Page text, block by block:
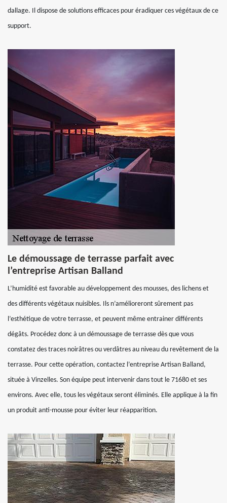
dallage. Il dispose de solutions efficaces pour éradiquer ces végétaux de ce
support.
Le démoussage de terrasse parfait avec
l’entreprise Artisan Balland
L’humidité est favorable au développement des mousses, des lichens et
des différents végétaux nuisibles. Ils n’amélioreront sûrement pas
l’esthétique de votre terrasse, et peuvent même entrainer différents
dégâts. Procédez donc à un démoussage de terrasse dès que vous
constatez des traces noirâtres ou verdâtres au niveau du revêtement de la
terrasse. Pour cette opération, contactez l’entreprise Artisan Balland,
située à Vinzelles. Son équipe peut intervenir dans tout le 71680 et ses
environs. Avec elle, tous les végétaux seront éliminés. Elle applique à la fin
un produit anti-mousse pour éviter leur réapparition.